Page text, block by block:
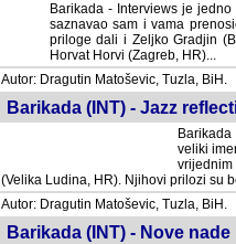
Barikada - Interviews je
saznavao sam i vama
priloge dali i Zeljko Gradjin
Horvat Horvi (Zagreb, HR)...
Autor: Dragutin Matoševic, Tuzla, BiH.
Barikada (INT) - Jazz
Barikada
(Velika Ludina, HR). Njihovi prilozi su
Autor: Dragutin Matoševic, Tuzla, BiH.
Barikada (INT) - Nove nade